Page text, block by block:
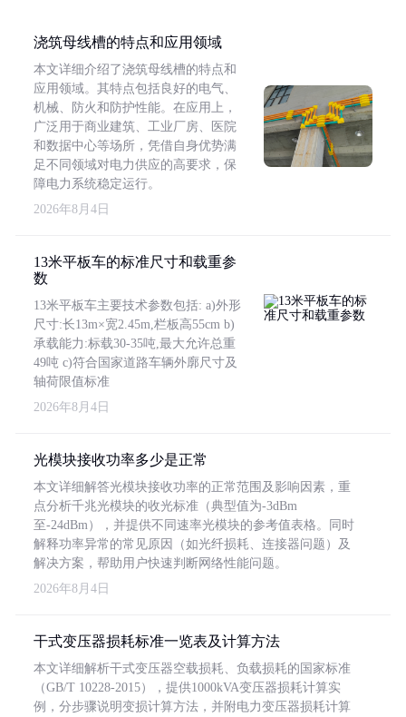
浇筑母线槽的特点和应用领域
本文详细介绍了浇筑母线槽的特点和
应用领域。其特点包括良好的电气、
机械、防火和防护性能。在应用上，
广泛用于商业建筑、工业厂房、医院
和数据中心等场所，凭借自身优势满
足不同领域对电力供应的高要求，保
障电力系统稳定运行。
2026年8月4日
13米平板车的标准尺寸和载重参
数
13米平板车主要技术参数包括: a)外形
尺寸:长13m×宽2.45m,栏板高55cm b)
承载能力:标载30-35吨,最大允许总重
49吨 c)符合国家道路车辆外廓尺寸及
轴荷限值标准
2026年8月4日
光模块接收功率多少是正常
本文详细解答光模块接收功率的正常范围及影响因素，重
点分析千兆光模块的收光标准（典型值为-3dBm
至-24dBm），并提供不同速率光模块的参考值表格。同时
解释功率异常的常见原因（如光纤损耗、连接器问题）及
解决方案，帮助用户快速判断网络性能问题。
2026年8月4日
干式变压器损耗标准一览表及计算方法
本文详细解析干式变压器空载损耗、负载损耗的国家标准
（GB/T 10228-2015），提供1000kVA变压器损耗计算实
例，分步骤说明变损计算方法，并附电力变压器损耗计算